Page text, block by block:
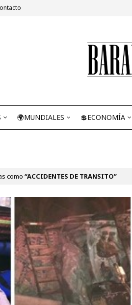
🌍MUNDIALES 💲ECONOMÍA
como ACCIDENTES DE TRANSITO